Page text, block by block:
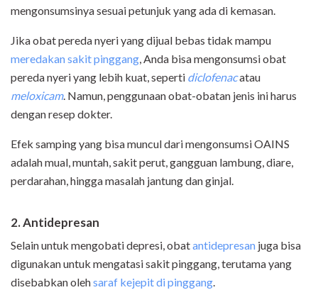
mengonsumsinya sesuai petunjuk yang ada di kemasan.
Jika obat pereda nyeri yang dijual bebas tidak mampu
meredakan sakit pinggang, Anda bisa mengonsumsi obat
pereda nyeri yang lebih kuat, seperti diclofenacatau
meloxicam. Namun, penggunaan obat-obatan jenis ini harus
dengan resep dokter.
Efek samping yang bisa muncul dari mengonsumsi OAINS
adalah mual, muntah, sakit perut, gangguan lambung, diare,
perdarahan, hingga masalah jantung dan ginjal.
2. Antidepresan
Selain untuk mengobati depresi, obatantidepresan juga bisa
digunakan untuk mengatasi sakit pinggang, terutama yang
disebabkan olehsaraf kejepit di pinggang.